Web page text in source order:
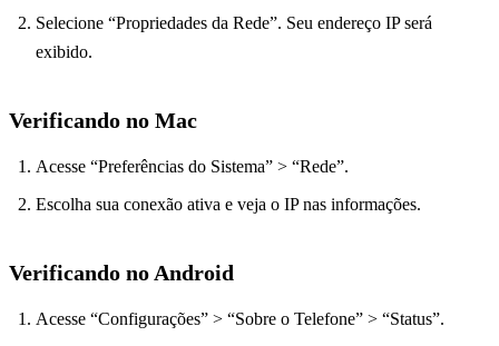
Selecione “Propriedades da Rede”. Seu endereço IP será
exibido.
Verificando no Mac
Acesse “Preferências do Sistema” > “Rede”.
Escolha sua conexão ativa e veja o IP nas informações.
Verificando no Android
Acesse “Configurações” > “Sobre o Telefone” > “Status”.